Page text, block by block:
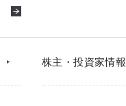
株主・投資家情報